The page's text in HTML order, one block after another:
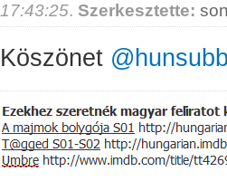
17:43:25. Szerkesztette:
Köszönet